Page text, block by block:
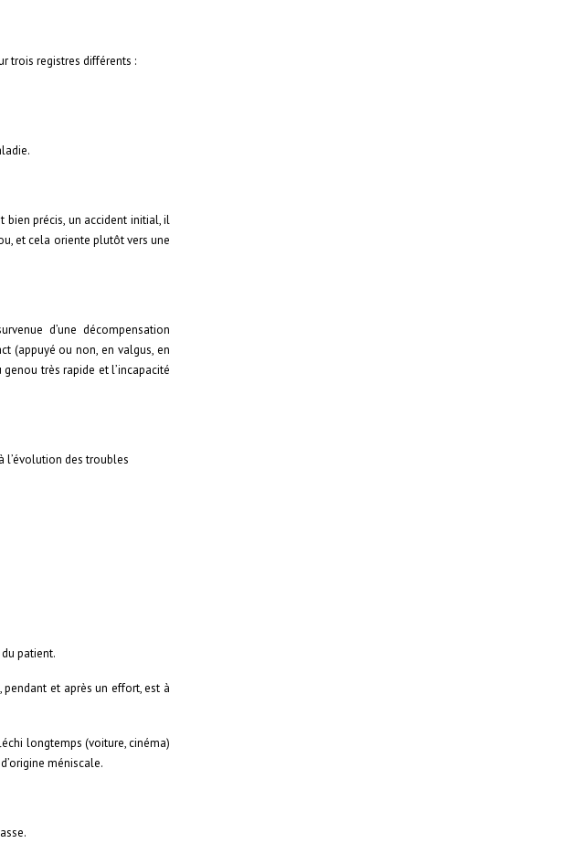
trois registres différents :
bien précis, un accident initial, il
et cela oriente plutôt vers une
d’une décompensation
(appuyé ou non, en valgus, en
très rapide et l’incapacité
l’évolution des troubles
patient.
et après un effort, est à
longtemps (voiture, cinéma)
méniscale.